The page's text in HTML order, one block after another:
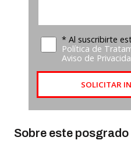
* Al suscribirte
Política de
Aviso de
SOLICITAR
Sobre este posgrado